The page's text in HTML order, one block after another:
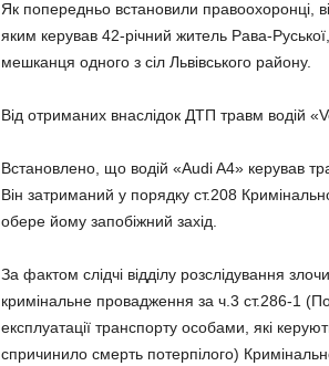
Як попередньо встановили правоохоронці,
яким керував 42-річний житель Рава-
мешканця одного з сіл Львівського району.
Від отриманих внаслідок ДТП травм водій
Встановлено, що водій «Audi A4» керував
Він затриманий у порядку ст.208
обере йому запобіжний захід.
За фактом слідчі відділу розслідування
кримінальне провадження за ч.3 ст.286-1
експлуатації транспорту особами, які
спричинило смерть потерпілого)